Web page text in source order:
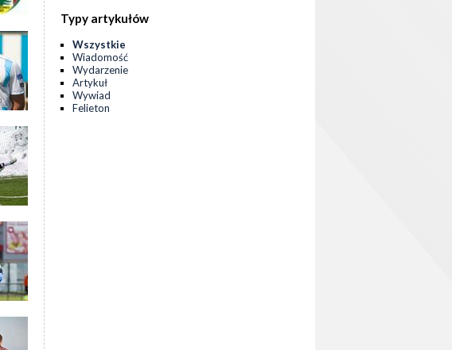
Typy artykułów
Wszystkie
Wiadomość
Wydarzenie
Artykuł
Wywiad
Felieton